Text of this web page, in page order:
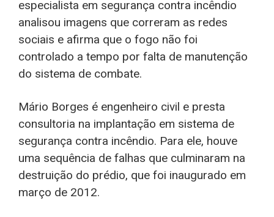
especialista em segurança contra incêndio
analisou imagens que correram as redes
sociais e afirma que o fogo não foi
controlado a tempo por falta de manutenção
do sistema de combate.
Mário Borges é engenheiro civil e presta
consultoria na implantação em sistema de
segurança contra incêndio. Para ele, houve
uma sequência de falhas que culminaram na
destruição do prédio, que foi inaugurado em
março de 2012.